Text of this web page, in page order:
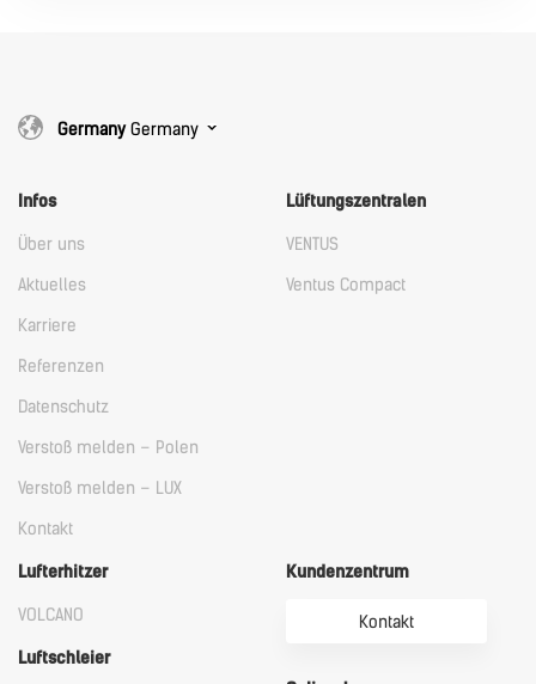
GermanyGermany
Infos
Über uns
Aktuelles
Karriere
Referenzen
Datenschutz
Verstoß melden – Polen
Verstoß melden – LUX
Kontakt
Lüftungszentralen
VENTUS
Ventus Compact
Lufterhitzer
VOLCANO
Luftschleier
Kundenzentrum
Kontakt